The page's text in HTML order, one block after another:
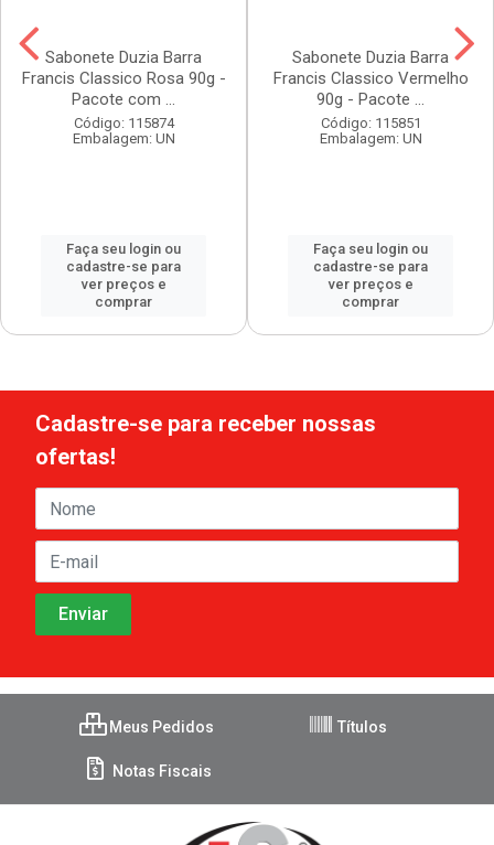
Sabonete Duzia Barra
Francis Classico Rosa 90g -
Pacote com ...
Código: 115874
Embalagem: UN
Faça seu login ou
cadastre-se para
ver preços e
comprar
Sabonete Duzia Barra
Francis Classico Vermelho
90g - Pacote ...
Código: 115851
Embalagem: UN
Faça seu login ou
cadastre-se para
ver preços e
comprar
Cadastre-se para receber nossas
ofertas!
Meus Pedidos Títulos
Notas Fiscais